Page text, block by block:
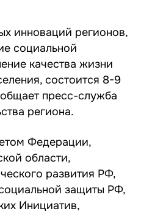
инноваций регионов,
социальной
качества жизни
состоится 8-9
пресс-служба
региона.
Федерации,
области,
развития РФ,
защиты РФ,
Инициатив,